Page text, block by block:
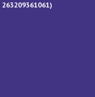
263209361061)